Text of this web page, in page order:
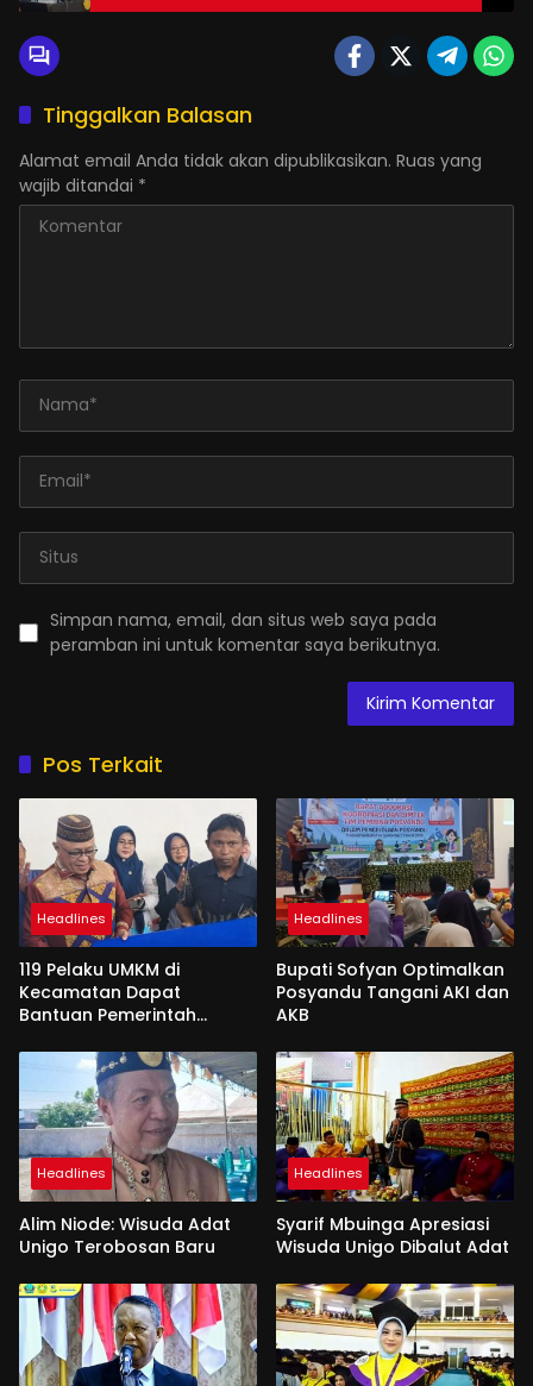
Tinggalkan Balasan
Alamat email Anda tidak akan dipublikasikan. Ruas yang
wajib ditandai *
Simpan nama, email, dan situs web saya pada
peramban ini untuk komentar saya berikutnya.
Pos Terkait
Headlines
119 Pelaku UMKM di
Kecamatan Dapat
Bantuan Pemerintah
Headlines
Bupati Sofyan Optimalkan
Posyandu Tangani AKI dan
AKB
Headlines
Alim Niode: Wisuda Adat
Unigo Terobosan Baru
Headlines
Syarif Mbuinga Apresiasi
Wisuda Unigo Dibalut Adat